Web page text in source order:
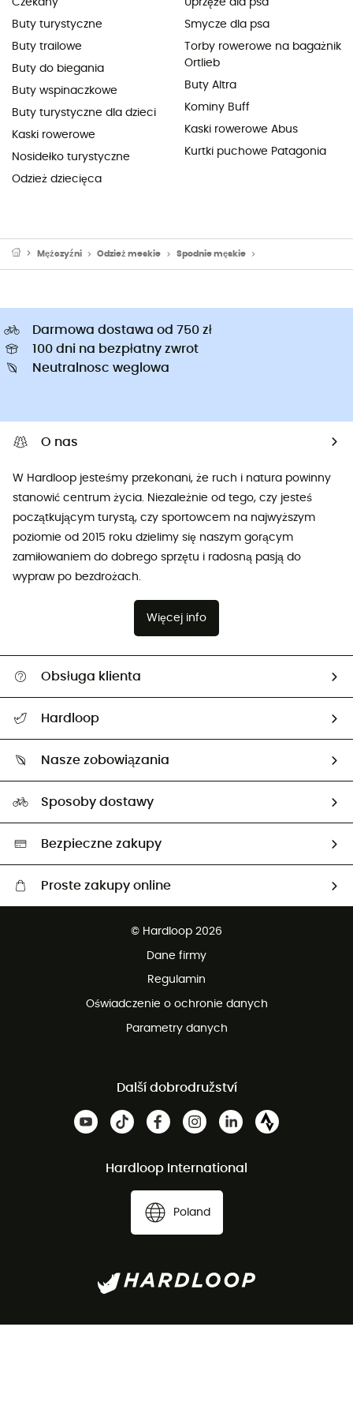
Czekany
Buty turystyczne
Buty trailowe
Buty do biegania
Buty wspinaczkowe
Buty turystyczne dla dzieci
Kaski rowerowe
Nosidełko turystyczne
Odzież dziecięca
Uprzęże dla psa
Smycze dla psa
Torby rowerowe na bagażnik
Ortlieb
Buty Altra
Kominy Buff
Kaski rowerowe Abus
Kurtki puchowe Patagonia
Mężczyźni Odzież meskie Spodnie męskie
Darmowa dostawa od 750 zł
100 dni na bezpłatny zwrot
Neutralnosc weglowa
O nas
W Hardloop jesteśmy przekonani, że ruch i natura powinny
stanowić centrum życia. Niezależnie od tego, czy jesteś
początkującym turystą, czy sportowcem na najwyższym
poziomie od 2015 roku dzielimy się naszym gorącym
zamiłowaniem do dobrego sprzętu i radosną pasją do
wypraw po bezdrożach.
Więcej info
Obsługa klienta
Zwrot artykułów i zwrot środków
Hardloop
Ambasadorzy
Nasze zobowiązania
Wybrane produkty eko
Sposoby dostawy
Bezpieczne zakupy
Proste zakupy online
© Hardloop 2026
Dane firmy
Regulamin
Oświadczenie o ochronie danych
Parametry danych
Další dobrodružství
Hardloop International
Poland